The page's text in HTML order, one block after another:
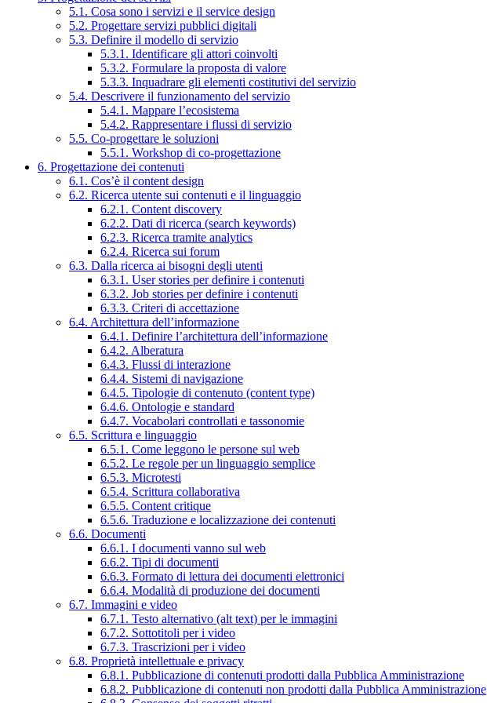
5.1. Cosa sono i servizi e il service design
5.2. Progettare servizi pubblici digitali
5.3. Definire il modello di servizio
5.3.1. Identificare gli attori coinvolti
5.3.2. Formulare la proposta di valore
5.3.3. Inquadrare gli elementi costitutivi del servizio
5.4. Descrivere il funzionamento del servizio
5.4.1. Mappare l’ecosistema
5.4.2. Rappresentare i flussi di servizio
5.5. Co-progettare le soluzioni
5.5.1. Workshop di co-progettazione
6. Progettazione dei contenuti
6.1. Cos’è il content design
6.2. Ricerca utente sui contenuti e il linguaggio
6.2.1. Content discovery
6.2.2. Dati di ricerca (search keywords)
6.2.3. Ricerca tramite analytics
6.2.4. Ricerca sui forum
6.3. Dalla ricerca ai bisogni degli utenti
6.3.1. User stories per definire i contenuti
6.3.2. Job stories per definire i contenuti
6.3.3. Criteri di accettazione
6.4. Architettura dell’informazione
6.4.1. Definire l’architettura dell’informazione
6.4.2. Alberatura
6.4.3. Flussi di interazione
6.4.4. Sistemi di navigazione
6.4.5. Tipologie di contenuto (content type)
6.4.6. Ontologie e standard
6.4.7. Vocabolari controllati e tassonomie
6.5. Scrittura e linguaggio
6.5.1. Come leggono le persone sul web
6.5.2. Le regole per un linguaggio semplice
6.5.3. Microtesti
6.5.4. Scrittura collaborativa
6.5.5. Content critique
6.5.6. Traduzione e localizzazione dei contenuti
6.6. Documenti
6.6.1. I documenti vanno sul web
6.6.2. Tipi di documenti
6.6.3. Formato di lettura dei documenti elettronici
6.6.4. Modalità di produzione dei documenti
6.7. Immagini e video
6.7.1. Testo alternativo (alt text) per le immagini
6.7.2. Sottotitoli per i video
6.7.3. Trascrizioni per i video
6.8. Proprietà intellettuale e privacy
6.8.1. Pubblicazione di contenuti prodotti dalla Pubblica Amministrazione
6.8.2. Pubblicazione di contenuti non prodotti dalla Pubblica Amministrazione